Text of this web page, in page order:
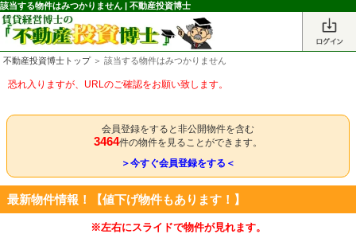
該当する物件はみつかりません | 不動産投資博士
不動産投資博士トップ＞ 該当する物件はみつかりません
恐れ入りますが、URLのご確認をお願い致します。
会員登録をすると非公開物件を含む
3464件の物件を見ることができます。
＞今すぐ会員登録をする＜
最新物件情報！【値下げ物件もあります！】
※左右にスライドで物件が見れます。